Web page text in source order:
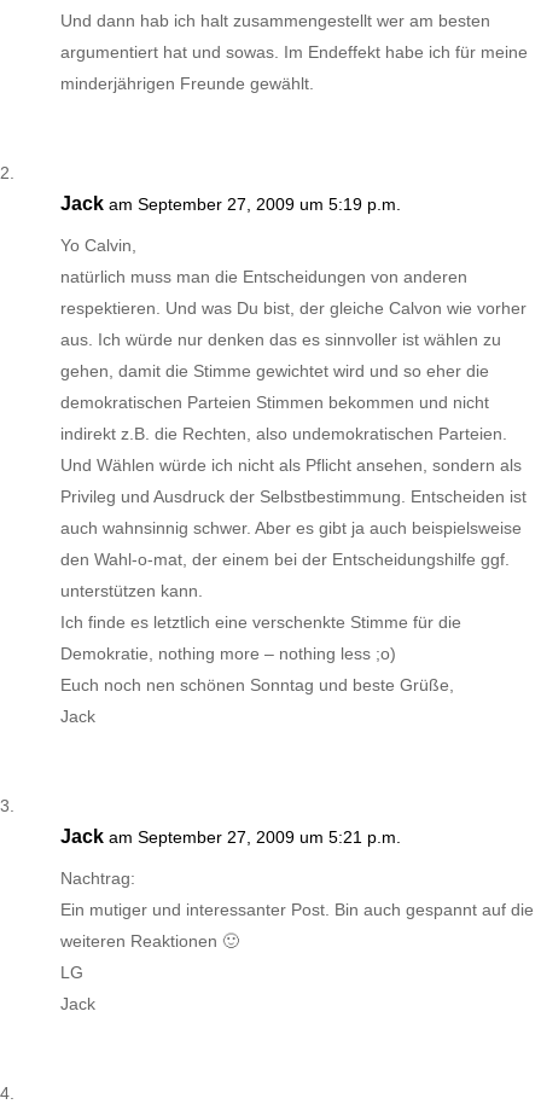
Und dann hab ich halt zusammengestellt wer am besten
argumentiert hat und sowas. Im Endeffekt habe ich für meine
minderjährigen Freunde gewählt.
Jack am September 27, 2009 um 5:19 p.m.
Yo Calvin,
natürlich muss man die Entscheidungen von anderen
respektieren. Und was Du bist, der gleiche Calvon wie vorher
aus. Ich würde nur denken das es sinnvoller ist wählen zu
gehen, damit die Stimme gewichtet wird und so eher die
demokratischen Parteien Stimmen bekommen und nicht
indirekt z.B. die Rechten, also undemokratischen Parteien.
Und Wählen würde ich nicht als Pflicht ansehen, sondern als
Privileg und Ausdruck der Selbstbestimmung. Entscheiden ist
auch wahnsinnig schwer. Aber es gibt ja auch beispielsweise
den Wahl-o-mat, der einem bei der Entscheidungshilfe ggf.
unterstützen kann.
Ich finde es letztlich eine verschenkte Stimme für die
Demokratie, nothing more – nothing less ;o)
Euch noch nen schönen Sonntag und beste Grüße,
Jack
Jack am September 27, 2009 um 5:21 p.m.
Nachtrag:
Ein mutiger und interessanter Post. Bin auch gespannt auf die
weiteren Reaktionen 🙂
LG
Jack